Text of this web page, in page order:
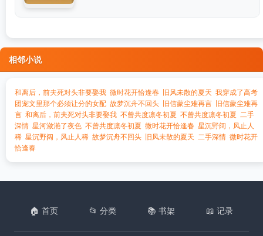
相邻小说
和离后，前夫死对头非要娶我 微时花开恰逢春 旧风未散的夏天 我穿成了高考
团宠文里那个必须让分的女配 故梦沉舟不回头 旧信蒙尘难再言
旧信蒙尘难再
言 和离后，前夫死对头非要娶我 不曾共度凛冬初夏 不曾共度凛冬初夏 二手
深情 星河潋滟了夜色 不曾共度凛冬初夏 微时花开恰逢春 星沉野阔，风止人
稀 星沉野阔，风止人稀 故梦沉舟不回头 旧风未散的夏天 二手深情 微时花开
恰逢春
🏠 首页 📂 分类 📚 书架 📖 记录